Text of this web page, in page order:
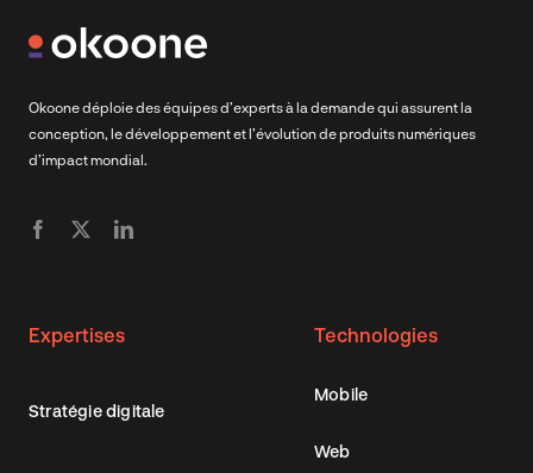
Okoone déploie des équipes d’experts à la demande qui assurent la
conception, le développement et l’évolution de produits numériques
d’impact mondial.
Expertises
Stratégie digitale
Technologies
Mobile
Web